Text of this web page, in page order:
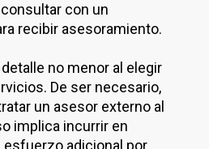
con un
recibir asesoramiento.
no menor al elegir
De ser necesario,
un asesor externo al
implica incurrir en
adicional por